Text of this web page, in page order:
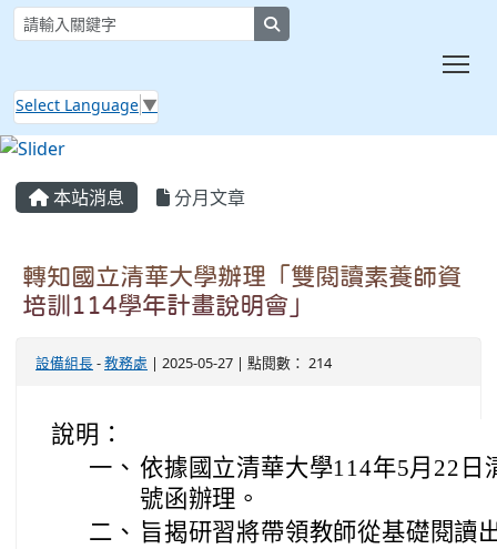
Select Language ▼
本站消息 分月文章
轉知國立清華大學辦理「雙閱讀素養師資
培訓114學年計畫說明會」
設備組長-教務處 | 2025-05-27 | 點閱數： 214
說明：
一、 依據國立清華大學114年5月22日
號函辦理。
二、 旨揭研習將帶領教師從基礎閱讀